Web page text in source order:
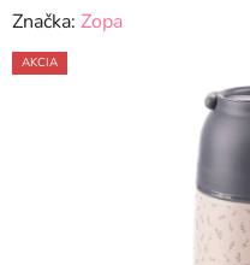
Značka: Zopa
AKCIA